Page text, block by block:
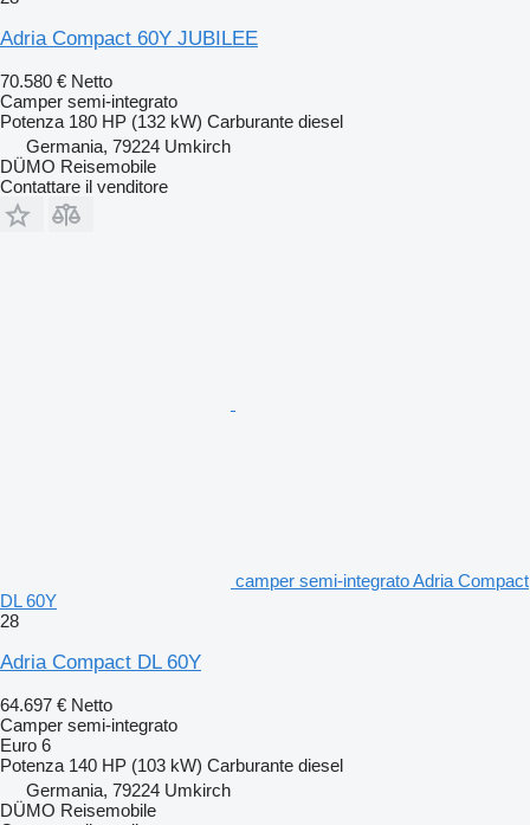
Adria Compact 60Y JUBILEE
70.580 € Netto
Camper semi-integrato
Potenza 180 HP (132 kW) Carburante diesel
Germania, 79224 Umkirch
DÜMO Reisemobile
Contattare il venditore
camper semi-integrato Adria Compact
DL 60Y
28
Adria Compact DL 60Y
64.697 € Netto
Camper semi-integrato
Euro 6
Potenza 140 HP (103 kW) Carburante diesel
Germania, 79224 Umkirch
DÜMO Reisemobile